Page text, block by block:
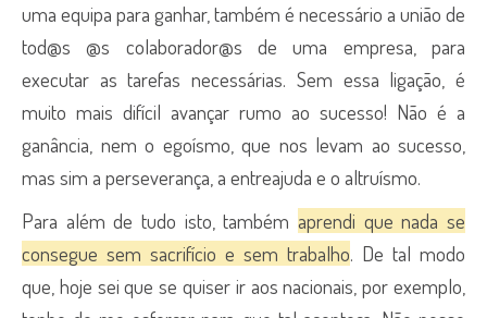
uma equipa para ganhar, também é necessário a união de
tod@s @s colaborador@s de uma empresa, para
executar as tarefas necessárias. Sem essa ligação, é
muito mais difícil avançar rumo ao sucesso! Não é a
ganância, nem o egoísmo, que nos levam ao sucesso,
mas sim a perseverança, a entreajuda e o altruísmo.
Para além de tudo isto, também aprendi que nada se
consegue sem sacrifício e sem trabalho. De tal modo
que, hoje sei que se quiser ir aos nacionais, por exemplo,